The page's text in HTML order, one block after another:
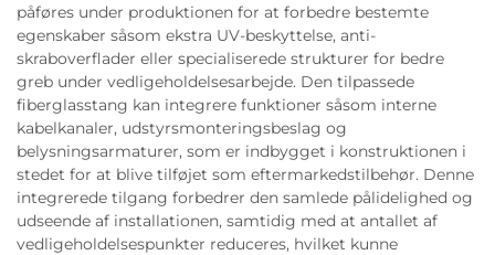
påføres under produktionen for at forbedre bestemte
egenskaber såsom ekstra UV-beskyttelse, anti-
skraboverflader eller specialiserede strukturer for bedre
greb under vedligeholdelsesarbejde. Den tilpassede
fiberglasstang kan integrere funktioner såsom interne
kabelkanaler, udstyrsmonteringsbeslag og
belysningsarmaturer, som er indbygget i konstruktionen i
stedet for at blive tilføjet som eftermarkedstilbehør. Denne
integrerede tilgang forbedrer den samlede pålidelighed og
udseende af installationen, samtidig med at antallet af
vedligeholdelsespunkter reduceres, hvilket kunne